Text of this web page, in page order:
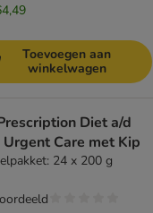
Toevoegen aan
winkelwagen
Diet a/d
Urgent Care met Kip
24 x 200 g